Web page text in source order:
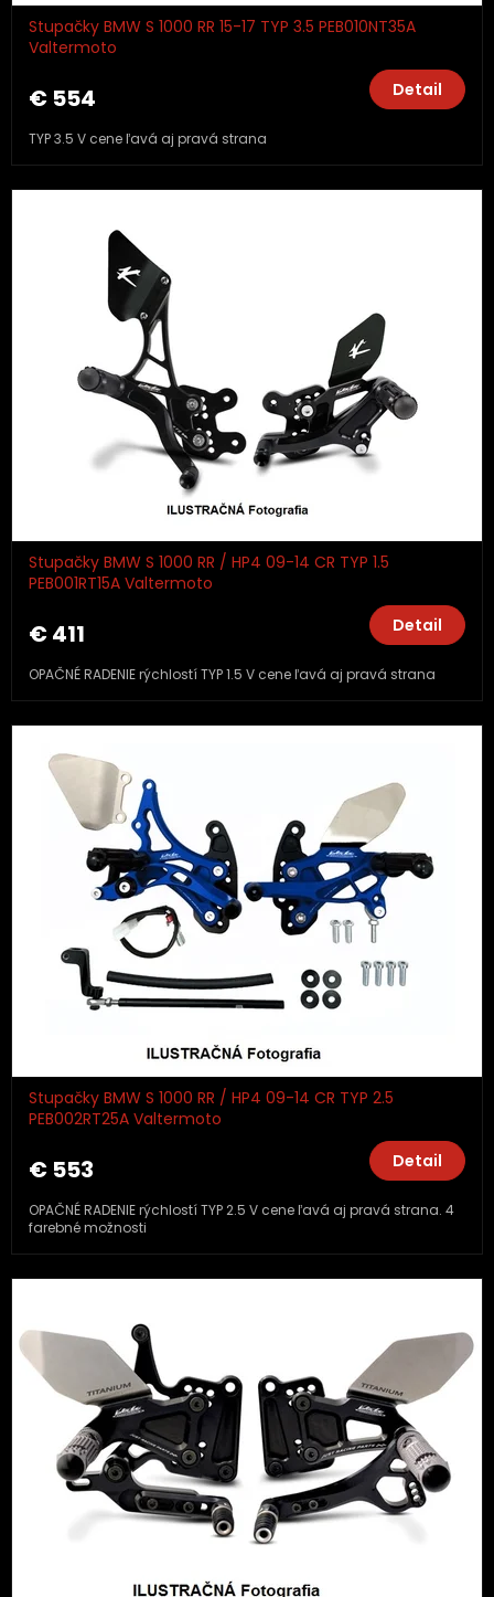
Stupačky BMW S 1000 RR 15-17 TYP 3.5 PEB010NT35A
Valtermoto
€ 554 Detail
TYP 3.5 V cene ľavá aj pravá strana
Stupačky BMW S 1000 RR / HP4 09-14 CR TYP 1.5
PEB001RT15A Valtermoto
€ 411 Detail
OPAČNÉ RADENIE rýchlostí TYP 1.5 V cene ľavá aj pravá strana
Stupačky BMW S 1000 RR / HP4 09-14 CR TYP 2.5
PEB002RT25A Valtermoto
€ 553 Detail
OPAČNÉ RADENIE rýchlostí TYP 2.5 V cene ľavá aj pravá strana. 4
farebné možnosti